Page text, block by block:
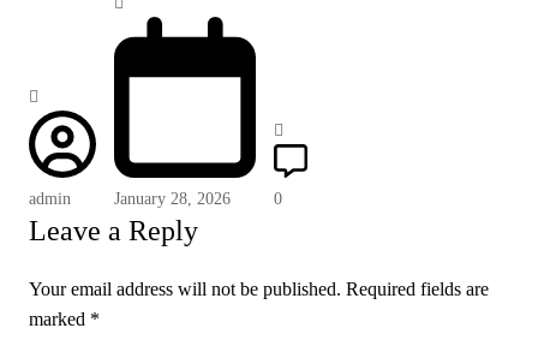
admin January 28, 2026 0
Leave a Reply
Your email address will not be published. Required fields are
marked *